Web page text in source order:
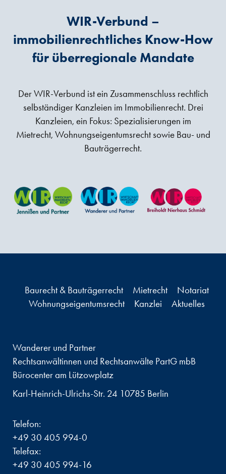
WIR-Verbund –
immobilienrechtliches Know-How
für überregionale Mandate
Der WIR-Verbund ist ein Zusammenschluss rechtlich
selbständiger Kanzleien im Immobilienrecht. Drei
Kanzleien, ein Fokus: Spezialisierungen im
Mietrecht, Wohnungseigentumsrecht sowie Bau- und
Bauträgerrecht.
Baurecht & Bauträgerrecht Mietrecht
Notariat
Wohnungseigentumsrecht
Kanzlei Aktuelles
Wanderer und Partner
Rechtsanwältinnen und Rechtsanwälte PartG mbB
Bürocenter am Lützowplatz
Karl-Heinrich-Ulrichs-Str. 24 10785 Berlin
Telefon:
+49 30 405 994-0
Telefax:
+49 30 405 994-16